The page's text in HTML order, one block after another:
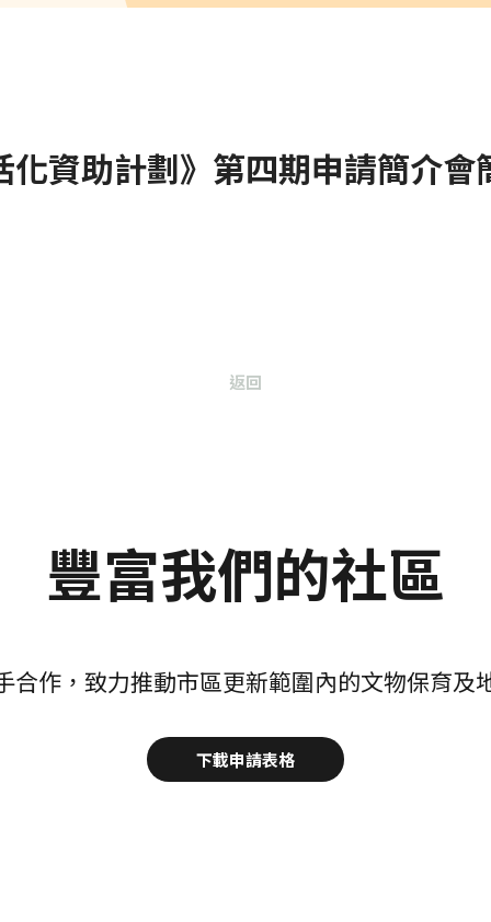
資助計劃》第四期申請簡介會
返回
豐富我們的社區
合作，致力推動市區更新範圍內的文物保育及
下載申請表格